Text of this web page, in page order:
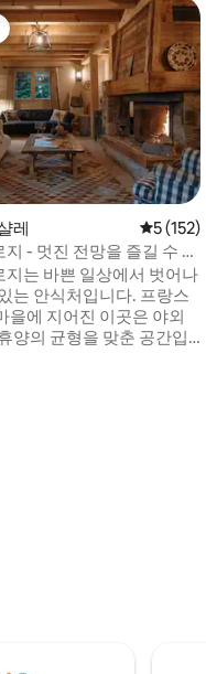
레 평점 5점
5 (152)
- 멋진 전망을 즐길 수 있
지는 바쁜 일상에서 벗어나
는 안식처입니다. 프랑스
을에 지어진 이곳은 야외
양의 균형을 맞춘 공간입